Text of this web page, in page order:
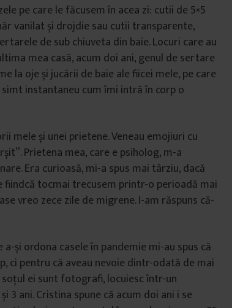
pe care le făcusem în acea zi: cutii de 5×5
vanilat și drojdie sau cutii transparente,
de sub chiuveta din baie. Locuri care au
mea casă, acum doi ani, genul de sertare
la oje și jucării de baie ale fiicei mele, pe care
instantaneu cum îmi intră în corp o
mele și unei prietene. Veneau emojiuri cu
Prietena mea, care e psiholog, m-a
Era curioasă, mi-a spus mai târziu, dacă
tocmai trecusem printr-o perioadă mai
vreo zece zile de migrene. I-am răspuns că-
și ordona casele în pandemie mi-au spus că
ci pentru că aveau nevoie dintr-odată de mai
ei sunt fotografi, locuiesc într-un
3 ani. Cristina spune că acum doi ani i se